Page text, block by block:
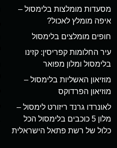
מסעדות מומלצות בלימסול –
איפה מומלץ לאכול?
חופים מומלצים בלימסול
עיר החלומות קפריסין: קזינו
בלימסול ומלון מפואר
מוזיאון האשליות בלימסול –
מוזיאון הפרדוקס
לאונרדו גרנד ריזורט לימסול –
מלון 5 כוכבים בלימסול הכל
כלול של רשת פתאל הישראלית